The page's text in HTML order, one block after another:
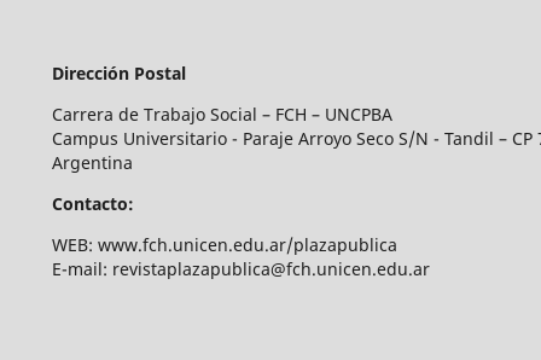
Dirección Postal
Carrera de Trabajo Social – FCH – UNCPBA
Campus Universitario - Paraje Arroyo Seco S/N - Tandil – CP
Argentina
Contacto:
WEB: www.fch.unicen.edu.ar/plazapublica
E-mail: revistaplazapublica@fch.unicen.edu.ar